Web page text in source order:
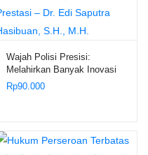
Wajah Polisi Presisi:
Melahirkan Banyak Inovasi
dan Prestasi – Dr. Edi
Saputra Hasibuan, S.H.,
Rp90.000